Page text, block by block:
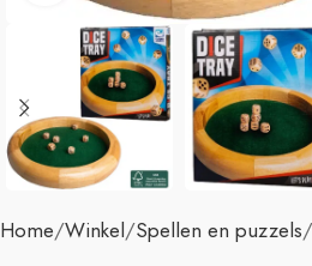
Home Winkel Spellen en puzzels